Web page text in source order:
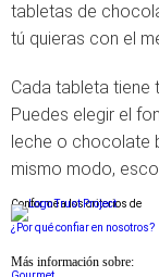
tabletas de
tú quieras con el
Cada tableta tiene
Puedes elegir el
leche o chocolate
mismo modo,
Conforme a los criterios de
¿Por qué confiar en nosotros?
Más información sobre: